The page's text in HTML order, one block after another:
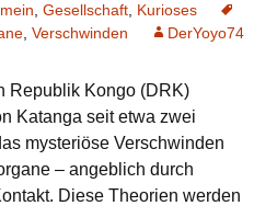
Gesellschaft Kurioses
Verschwinden DerYoyo74
Republik Kongo (DRK)
Katanga seit etwa zwei
mysteriöse Verschwinden
– angeblich durch
Diese Theorien werden